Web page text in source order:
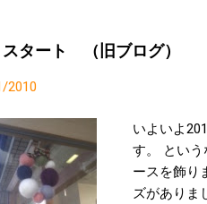
スタート （旧ブログ）
2010
いよいよ
す。 とい
ースを飾り
ズがありま